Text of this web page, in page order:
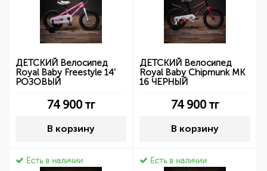
ДЕТСКИЙ Велосипед
Royal Baby Freestyle 14'
РОЗОВЫЙ
74 900 тг
В корзину
ДЕТСКИЙ Велосипед
Royal Baby Chipmunk MK
16 ЧЕРНЫЙ
74 900 тг
В корзину
Есть в наличии Есть в наличии